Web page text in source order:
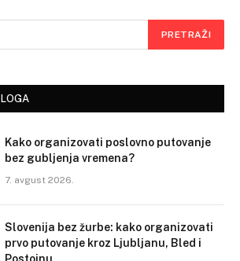
Kako organizovati poslovno putovanje
bez gubljenja vremena?
7. avgust 2026.
Slovenija bez žurbe: kako organizovati
prvo putovanje kroz Ljubljanu, Bled i
Postojnu